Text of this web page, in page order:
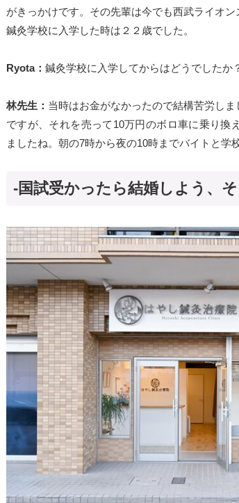
がきっかけです。その先輩は今でも西武ライオン
鍼灸学校に入学した時は２２歳でした。
Ryota： 鍼灸学校に入学してからはどうでしたか
林先生： 当時はお金がなかったので結構苦労し
ですが、それを売って10万円のボロ車に乗り換
ましたね。朝の7時から夜の10時までバイトと学
-国試受かったら結婚しよう、